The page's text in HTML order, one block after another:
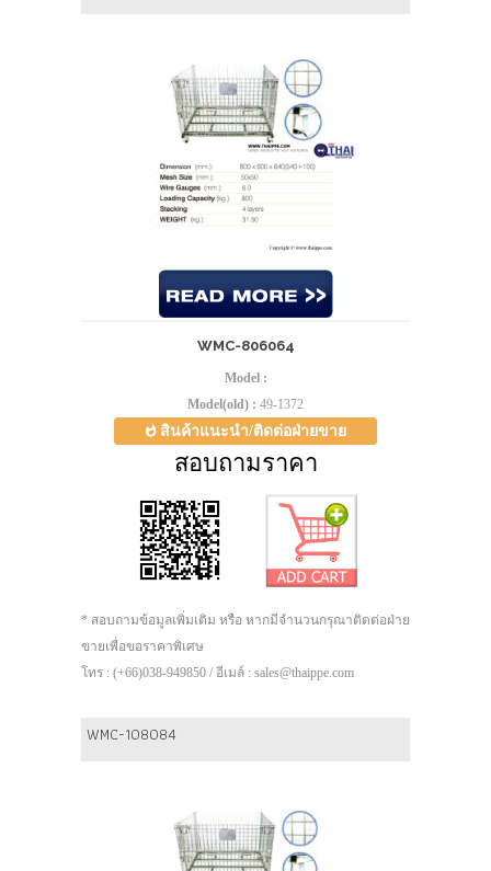
WMC-806064
Model :
Model(old) : 49-1372
สินค้าแนะนำ/ติดต่อฝ่ายขาย
สอบถามราคา
* สอบถามข้อมูลเพิ่มเติม หรือ หากมีจำนวนกรุณาติดต่อฝ่าย
ขายเพื่อขอราคาพิเศษ
โทร : (+66)038-949850 / อีเมล์ : sales@thaippe.com
WMC-108084